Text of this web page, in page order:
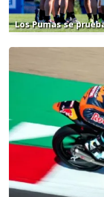
Los Pumas se